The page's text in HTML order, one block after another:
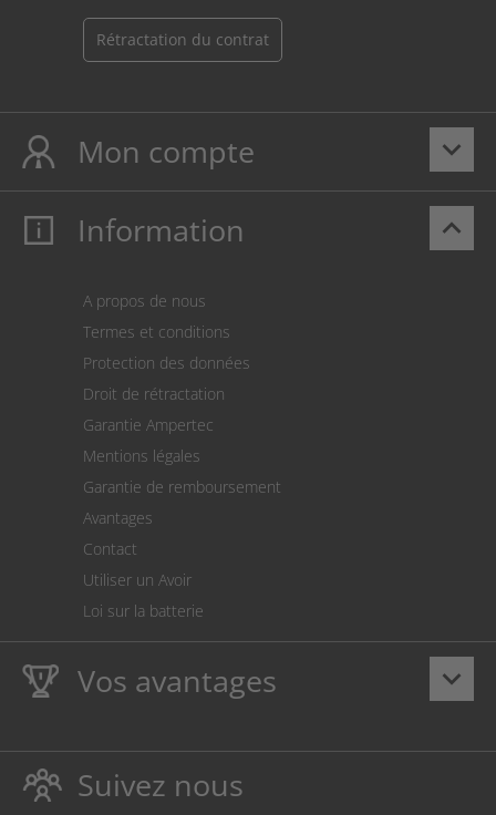
Rétractation du contrat
keyboard_arrow_down
Mon compte
Mon compte
Paiement
Le calculateur des frais de port
Paramètres des cookies
keyboard_arrow_up
Information
A propos de nous
Termes et conditions
Protection des données
Droit de rétractation
Garantie Ampertec
Mentions légales
Garantie de remboursement
Avantages
Contact
Utiliser un Avoir
Loi sur la batterie
keyboard_arrow_down
Vos avantages
LaAmpertec Garantie à viesur les encres et toners
Suivez nous